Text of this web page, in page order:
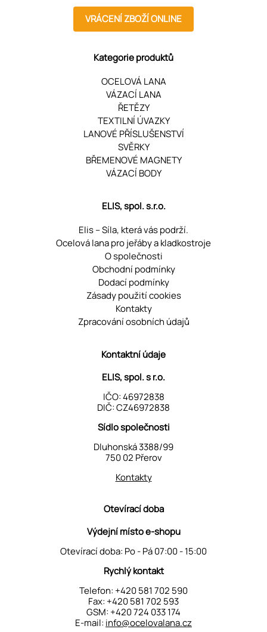
VRÁCENÍ ZBOŽÍ ONLINE
Kategorie produktů
OCELOVÁ LANA
VÁZACÍ LANA
ŘETĚZY
TEXTILNÍ ÚVAZKY
LANOVÉ PŘÍSLUŠENSTVÍ
SVĚRKY
BŘEMENOVÉ MAGNETY
VÁZACÍ BODY
ELIS, spol. s.r.o.
Elis – Síla, která vás podrží.
Ocelová lana pro jeřáby a kladkostroje
O společnosti
Obchodní podmínky
Dodací podmínky
Zásady použití cookies
Kontakty
Zpracování osobních údajů
Kontaktní údaje
ELIS, spol. s r.o.
IČO: 46972838
DIČ: CZ46972838
Sídlo společnosti
Dluhonská 3388/99
750 02 Přerov
Kontakty
Otevírací doba
Výdejní místo e-shopu
Otevírací doba: Po - Pá 07:00 - 15:00
Rychlý kontakt
Telefon: +420 581 702 590
Fax: +420 581 702 593
GSM: +420 724 033 174
E-mail: info@ocelovalana.cz